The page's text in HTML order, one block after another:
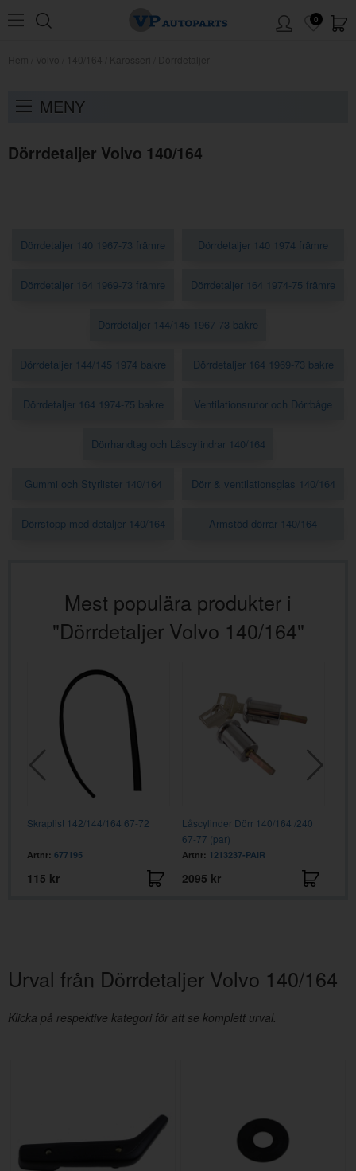
0
MENY
Dörrdetaljer Volvo 140/164
Dörrdetaljer 140 1967-73 främre Dörrdetaljer 140 1974 främre
Dörrdetaljer 164 1969-73 främre Dörrdetaljer 164 1974-75 främre
Dörrdetaljer 144/145 1967-73 bakre
Dörrdetaljer 144/145 1974 bakre Dörrdetaljer 164 1969-73 bakre
Dörrdetaljer 164 1974-75 bakre Ventilationsrutor och Dörrbåge
Dörrhandtag och Låscylindrar 140/164
Gummi och Styrlister 140/164 Dörr & ventilationsglas 140/164
Dörrstopp med detaljer 140/164 Armstöd dörrar 140/164
Mest populära produkter i
"Dörrdetaljer Volvo 140/164"
Skraplist 142/144/164 67-72
Artnr: 677195
115 kr
Låscylinder Dörr 140/164 /240
67-77 (par)
Artnr: 1213237-PAIR
2095 kr
Urval från Dörrdetaljer Volvo 140/164
Klicka på respektive kategori för att se komplett urval.